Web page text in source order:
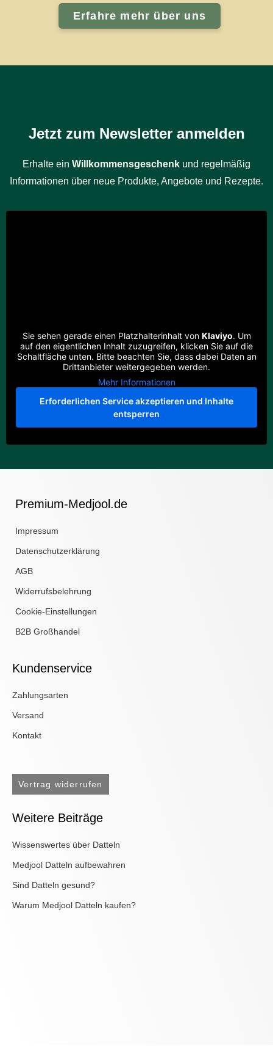
Erfahre mehr über uns
Jetzt zum Newsletter anmelden
Erhalte ein Willkommensgeschenk und regelmäßig
Informationen über neue Produkte, Angebote und Rezepte.
Sie sehen gerade einen Platzhalterinhalt von Klaviyo. Um
auf den eigentlichen Inhalt zuzugreifen, klicken Sie auf die
Schaltfläche unten. Bitte beachten Sie, dass dabei Daten an
Drittanbieter weitergegeben werden.
Mehr Informationen
Erforderlichen Service akzeptieren und Inhalte
entsperren
Premium-Medjool.de
Impressum
Datenschutzerklärung
AGB
Widerrufsbelehrung
Cookie-Einstellungen
B2B Großhandel
Kundenservice
Zahlungsarten
Versand
Kontakt
Vertrag widerrufen
Weitere Beiträge
Wissenswertes über Datteln
Medjool Datteln aufbewahren
Sind Datteln gesund?
Warum Medjool Datteln kaufen?